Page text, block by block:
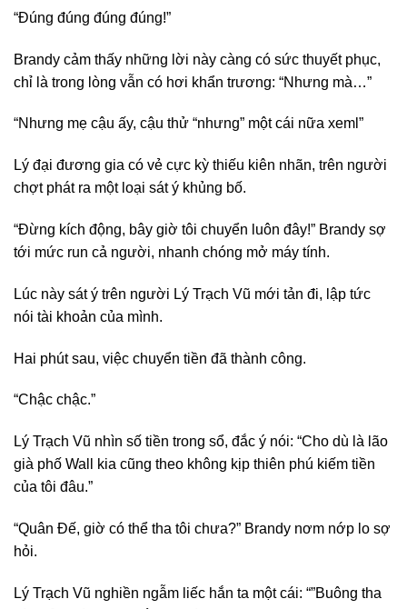
“Đúng đúng đúng đúng!”
Brandy cảm thấy những lời này càng có sức thuyết phục,
chỉ là trong lòng vẫn có hơi khẩn trương: “Nhưng mà…”
“Nhưng mẹ cậu ấy, cậu thử “nhưng” một cái nữa xeml”
Lý đại đương gia có vẻ cực kỳ thiếu kiên nhãn, trên người
chợt phát ra một loại sát ý khủng bố.
“Đừng kích động, bây giờ tôi chuyển luôn đây!” Brandy sợ
tới mức run cả người, nhanh chóng mở máy tính.
Lúc này sát ý trên người Lý Trạch Vũ mới tản đi, lập tức
nói tài khoản của mình.
Hai phút sau, việc chuyển tiền đã thành công.
“Chậc chậc.”
Lý Trạch Vũ nhìn số tiền trong sổ, đắc ý nói: “Cho dù là lão
già phố Wall kia cũng theo không kịp thiên phú kiếm tiền
của tôi đâu.”
“Quân Đế, giờ có thể tha tôi chưa?” Brandy nơm nớp lo sợ
hỏi.
Lý Trạch Vũ nghiền ngẫm liếc hắn ta một cái: “”Buông tha